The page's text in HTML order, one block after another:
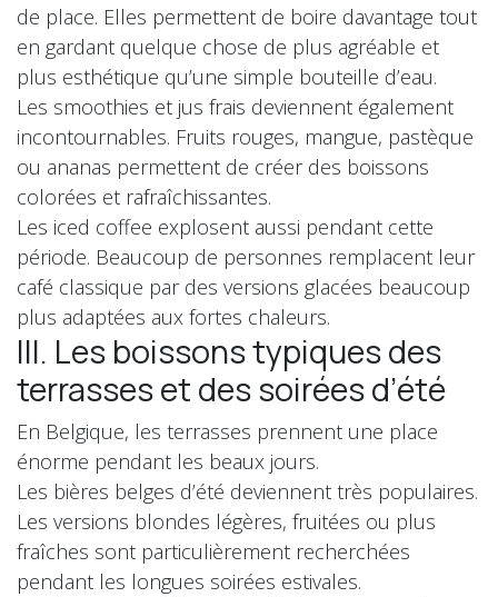
de place. Elles permettent de boire davantage tout
en gardant quelque chose de plus agréable et
plus esthétique qu’une simple bouteille d’eau.
Les smoothies et jus frais deviennent également
incontournables. Fruits rouges, mangue, pastèque
ou ananas permettent de créer des boissons
colorées et rafraîchissantes.
Les iced coffee explosent aussi pendant cette
période. Beaucoup de personnes remplacent leur
café classique par des versions glacées beaucoup
plus adaptées aux fortes chaleurs.
III. Les boissons typiques des
terrasses et des soirées d’été
En Belgique, les terrasses prennent une place
énorme pendant les beaux jours.
Les bières belges d’été deviennent très populaires.
Les versions blondes légères, fruitées ou plus
fraîches sont particulièrement recherchées
pendant les longues soirées estivales.